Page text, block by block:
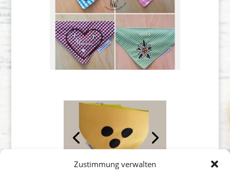
Zustimmung verwalten